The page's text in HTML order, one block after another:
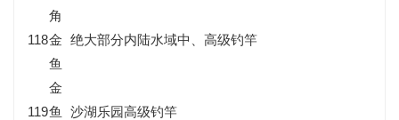
118
角
金
鱼
绝大部分内陆水域中、高级钓竿
119
金
鱼
沙湖乐园高级钓竿